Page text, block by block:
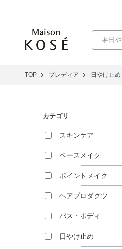
TOP プレディア 日やけ止め
カテゴリ
スキンケア
クレンジング
洗顔料
化粧水
乳液
クリーム
ベースメイク
ファンデーション
化粧下地
フェイスパウダー
コンシーラー
ポイントメイク
口紅・リキッドル
ージュ
アイシャドウ
ヘアプロダクツ
シャンプー
トリートメント
（インバス）
バス・ボディ
ボディ洗浄料
日やけ止め